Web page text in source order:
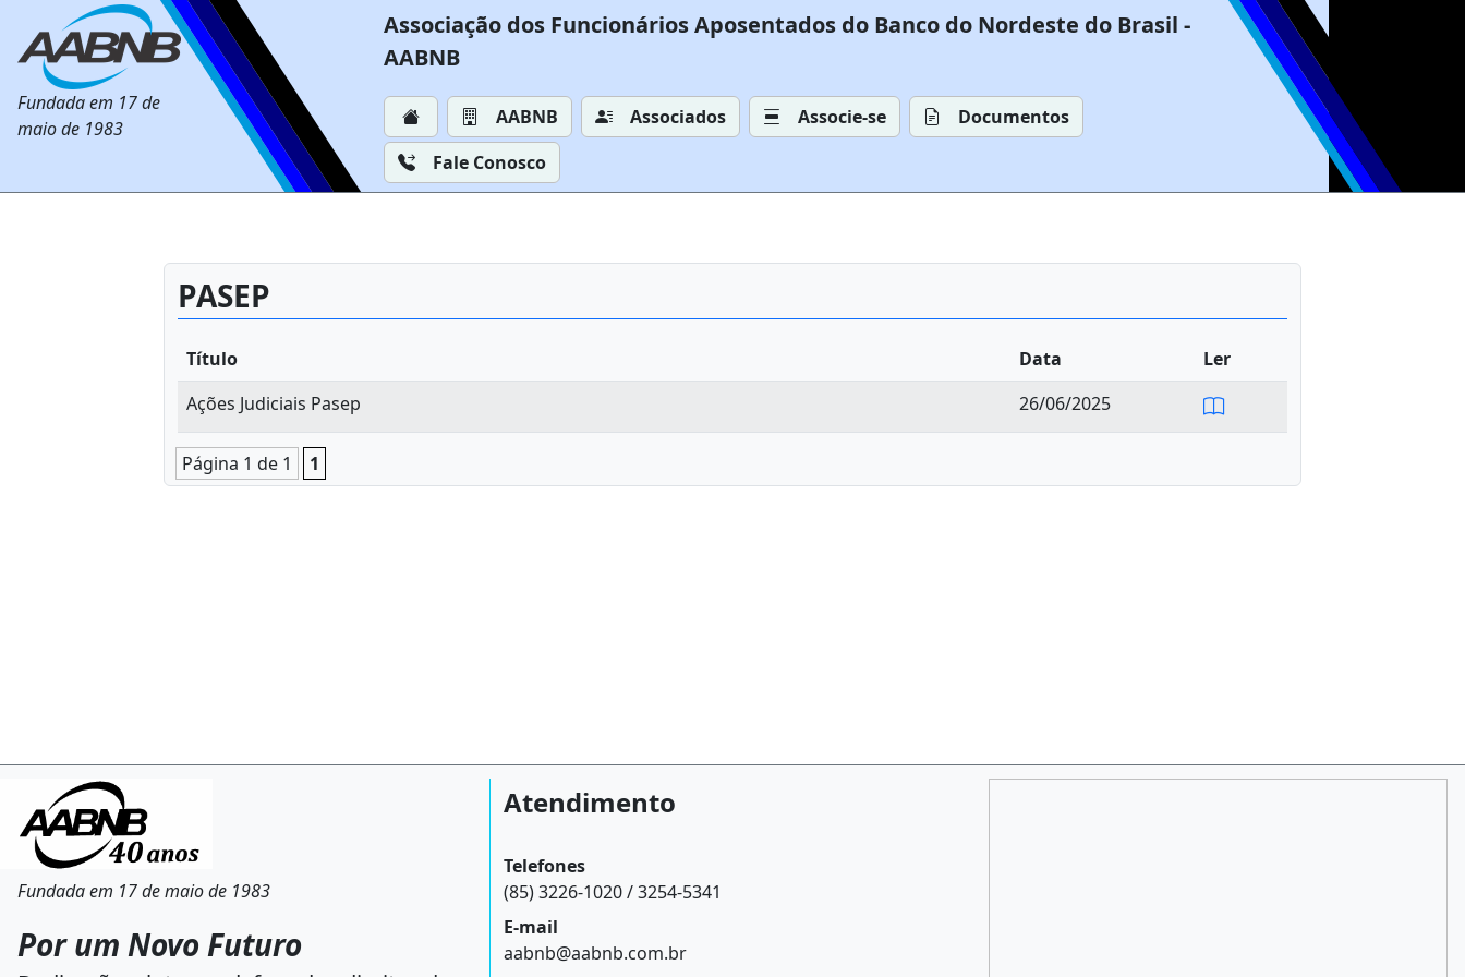
Fundada em 17 de
maio de 1983
Associação dos Funcionários Aposentados do Banco do Nordeste do Brasil -
AABNB
AABNB Associados Associe-se
Documentos
Fale Conosco
PASEP
Título Data
Ler
Ações Judiciais Pasep
26/06/2025
Página 1 de 1 1
Fundada em 17 de maio de 1983
Por um Novo Futuro
Atendimento
Telefones
(85) 3226-1020 / 3254-5341
E-mail
aabnb@aabnb.com.br